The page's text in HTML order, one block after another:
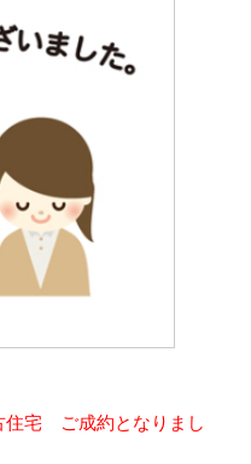
宅 ご成約となりまし